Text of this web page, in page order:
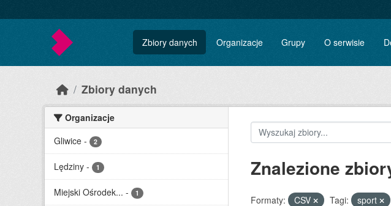
Zbiory danych Organizacje Grupy O serwisie
Zbiory danych
Organizacje
Gliwice - 2
Lędziny - 1
Miejski Ośrodek... - 1
Znalezione
Formaty: CSV Tagi: sport